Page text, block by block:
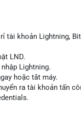
đủ để tạo biến động
động vội vàng
và biểu đồ giá để đưa
tài khoản Lightning,
LND.
Lightning.
hoặc tắt máy.
ra tài khoản tấn